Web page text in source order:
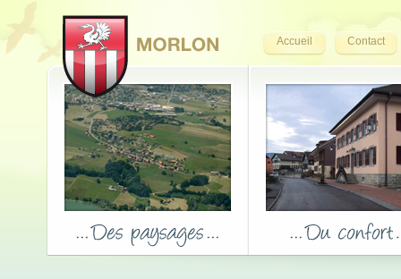
Accueil Contact